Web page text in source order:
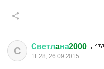
С Светлaна2000
11:28, 26.09.2015